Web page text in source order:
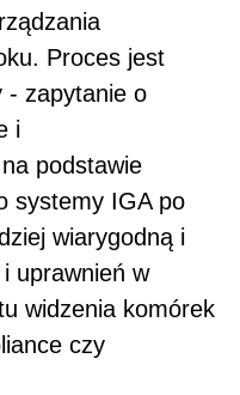
Proces jest
- zapytanie o
i
podstawie
systemy IGA po
wiarygodną i
uprawnień w
widzenia komórek
czy